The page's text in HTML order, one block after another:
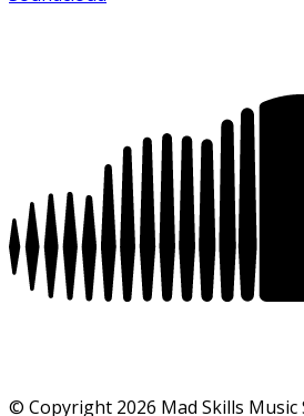
© Copyright 2026 Mad Skills Music